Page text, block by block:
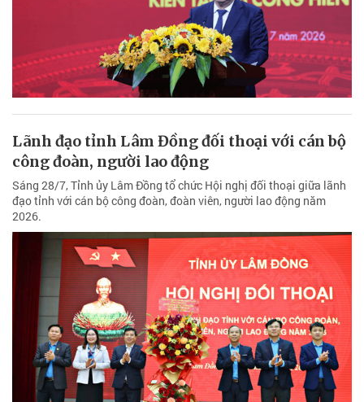
Lãnh đạo tỉnh Lâm Đồng đối thoại với cán bộ
công đoàn, người lao động
Sáng 28/7, Tỉnh ủy Lâm Đồng tổ chức Hội nghị đối thoại giữa lãnh
đạo tỉnh với cán bộ công đoàn, đoàn viên, người lao động năm
2026.